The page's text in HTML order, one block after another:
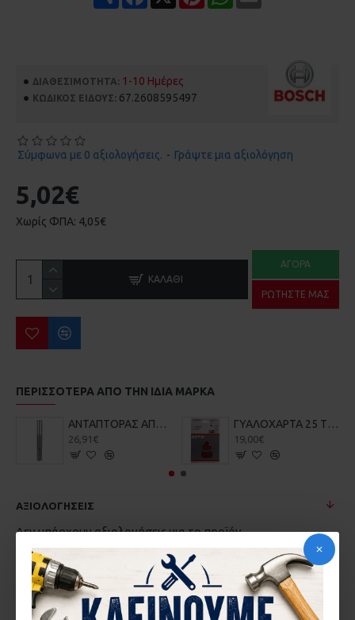
ΔΙΑΘΕΣΙΜΌΤΗΤΑ: 1-10 Ημέρες
ΚΩΔΙΚΌΣ ΕΊΔΟΥΣ: 67.2608595497
Σύμφωνα με 0 αξιολογήσεις. - Γράψτε μια αξιολόγηση
5,02€
Χωρίς ΦΠΑ: 4,05€
ΚΑΛΆΘΙ
ΑΓΟΡΆ
ΡΩΤΉΣΤΕ ΜΑΣ
ΠΕΡΙΣΣΌΤΕΡΑ ΑΠΌ ΤΗΝ ΙΔΙΑ ΜΆΡΚΑ
ΑΝΤΑΠΤΟΡΑΣ ΑΠΟ SDS-PLUS ΣΕ ΜΥΤΗ 1/4 ΜΕ ΜΑΓΝΗΤΗ BOSCH 2607000206
26,91€
ΓΥΑΛΟΧΑΡΤΑ 25 ΤΕΜ BOSCH 2608607417-720 102X62X93mm
19,00€
ΑΞΙΟΛΟΓΉΣΕΙΣ
Δεν υπάρχουν αξιολογήσεις για το προϊόν.
ΓΡΆΨΤΕ ΜΙΑ ΑΞΙΟΛΌΓΗΣΗ
Το Όνομα σας